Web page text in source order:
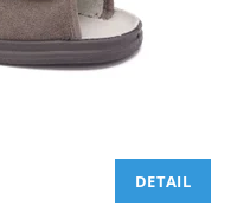
DETAIL